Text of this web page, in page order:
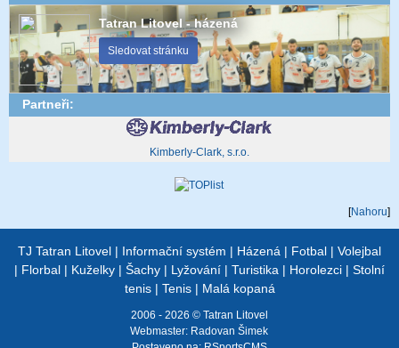
Tatran Litovel - házená
Sledovat stránku
Partneři:
Kimberly-Clark, s.r.o.
[Nahoru]
TJ Tatran Litovel | Informační systém | Házená | Fotbal | Volejbal
| Florbal | Kuželky | Šachy | Lyžování | Turistika | Horolezci | Stolní
tenis| Tenis| Malá kopaná
2006 - 2026 © Tatran Litovel
Webmaster: Radovan Šimek